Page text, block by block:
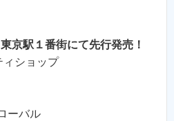
京駅１番街にて先行発売！
ィショップ
ーバル